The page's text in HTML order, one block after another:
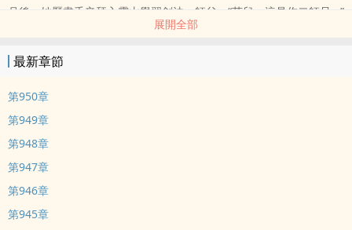
月後，她歷盡千辛拜入靈山學習劍法。師父：“芙兒，這是你二師兄...”
沐芷芙：“......”為什麼靖王也在這裡？......大師兄：“小師妹，我覺得二
兄一拍扶手：“我就知道！他肯定是看上我了，嫉妒你能坐在我旁
邊。”二師兄：“......”......白蓮花：“王爺的小師妹一定很美吧？”二師
了。”二師兄皺眉：“你想幹什麼？芷芙再好也不是你的！她只能是本
王的！”白蓮花：......不能愉快的當朵白蓮花了。......慕容天羽：“芷
芙，對不起。我任性不起，我有必須履行的責任。”沐芷芙：“......我不
怪你。”......蕭瑾寒：“瑤兒，我願傾盡所有，陪你任性一次。”沐芷
芙：“值得嗎？”蕭瑾寒：“我覺得值得，便是值得。”......誰不曾年少輕
展開全部
最新章節
第950章
第949章
第948章
第947章
第946章
第945章